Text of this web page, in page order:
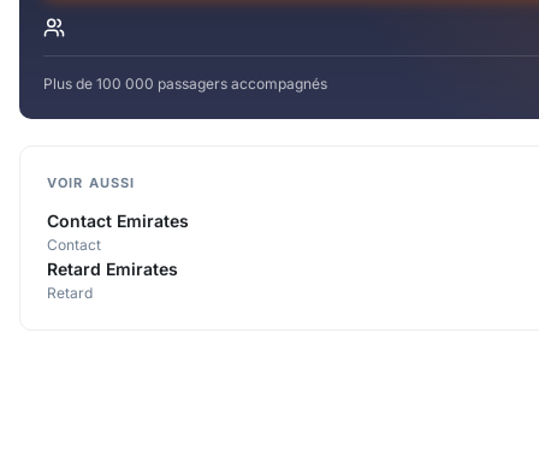
Plus de 100 000 passagers accompagnés
VOIR AUSSI
Contact Emirates
Contact
Retard Emirates
Retard